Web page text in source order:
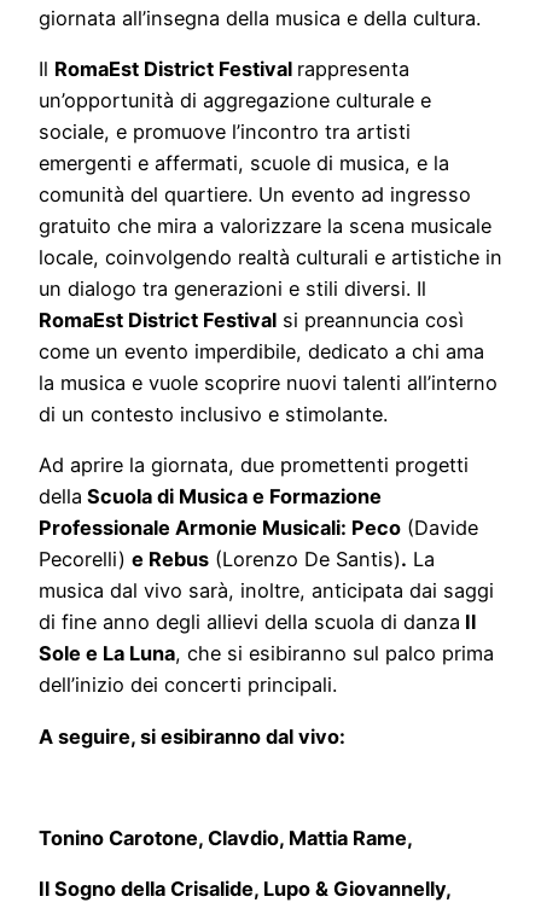
giornata all’insegna della musica e della cultura.
Il RomaEst District Festival rappresenta
un’opportunità di aggregazione culturale e
sociale, e promuove l’incontro tra artisti
emergenti e affermati, scuole di musica, e la
comunità del quartiere. Un evento ad ingresso
gratuito che mira a valorizzare la scena musicale
locale, coinvolgendo realtà culturali e artistiche in
un dialogo tra generazioni e stili diversi. Il
RomaEst District Festival si preannuncia così
come un evento imperdibile, dedicato a chi ama
la musica e vuole scoprire nuovi talenti all’interno
di un contesto inclusivo e stimolante.
Ad aprire la giornata, due promettenti progetti
della Scuola di Musica e Formazione
Professionale Armonie Musicali: Peco (Davide
Pecorelli) e Rebus (Lorenzo De Santis). La
musica dal vivo sarà, inoltre, anticipata dai saggi
di fine anno degli allievi della scuola di danza Il
Sole e La Luna, che si esibiranno sul palco prima
dell’inizio dei concerti principali.
A seguire, si esibiranno dal vivo:
Tonino Carotone, Clavdio, Mattia Rame,
Il Sogno della Crisalide, Lupo & Giovannelly,